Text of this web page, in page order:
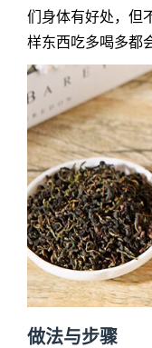
们身体有好处，但
样东西吃多喝多都
做法与步骤